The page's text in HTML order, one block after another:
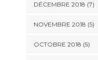
DÉCEMBRE 2018 (7)
NOVEMBRE 2018 (5)
OCTOBRE 2018 (5)